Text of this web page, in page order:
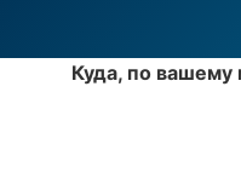
Куда, по